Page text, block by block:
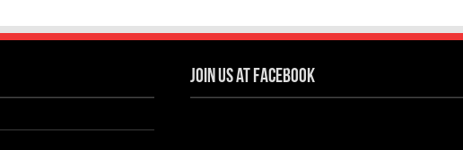
Join us at Facebook